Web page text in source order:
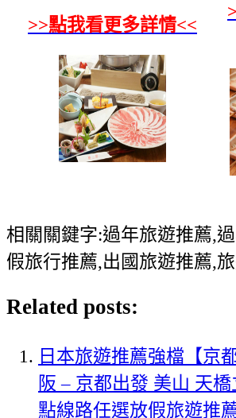
>>點我看更多詳情<<
相關關鍵字:過年旅遊推薦,
假旅行推薦,出國旅遊推薦,
Related posts:
日本旅遊推薦強檔【京
阪 – 京都出發 美山 天
點線路任選放假旅遊推